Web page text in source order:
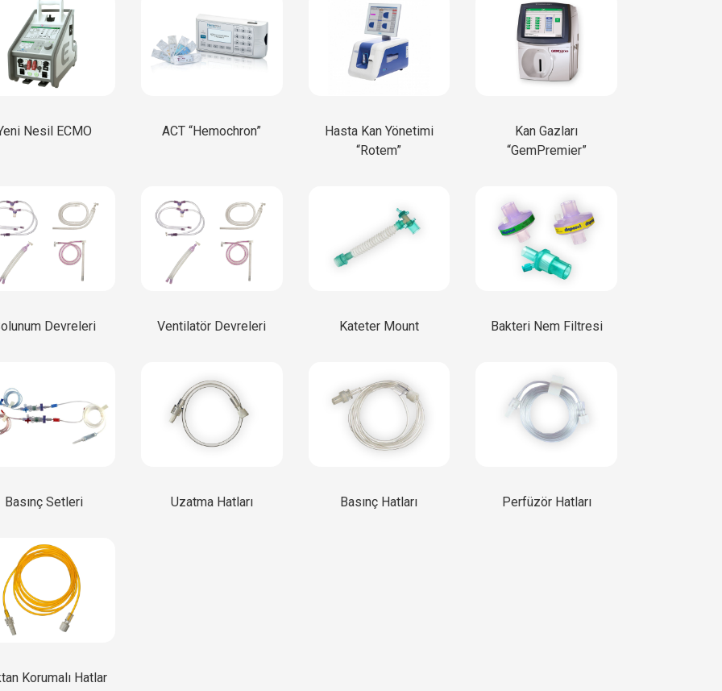
Nesil ECMO ACT “Hemochron”
Hasta Kan Yönetimi
“Rotem”
Kan Gazları
“GemPremier”
Devreleri Ventilatör Devreleri Kateter Mount Bakteri Nem Filtresi
Basınç Setleri Uzatma Hatları Basınç Hatları Perfüzör Hatları
Korumalı Hatlar